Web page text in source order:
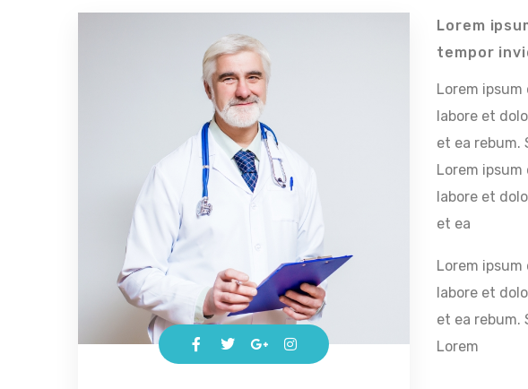
Lorem
tempor
Lorem
labore et
et ea rebum.
Lorem
labore et
et ea
Lorem
labore et
et ea rebum.
Lorem